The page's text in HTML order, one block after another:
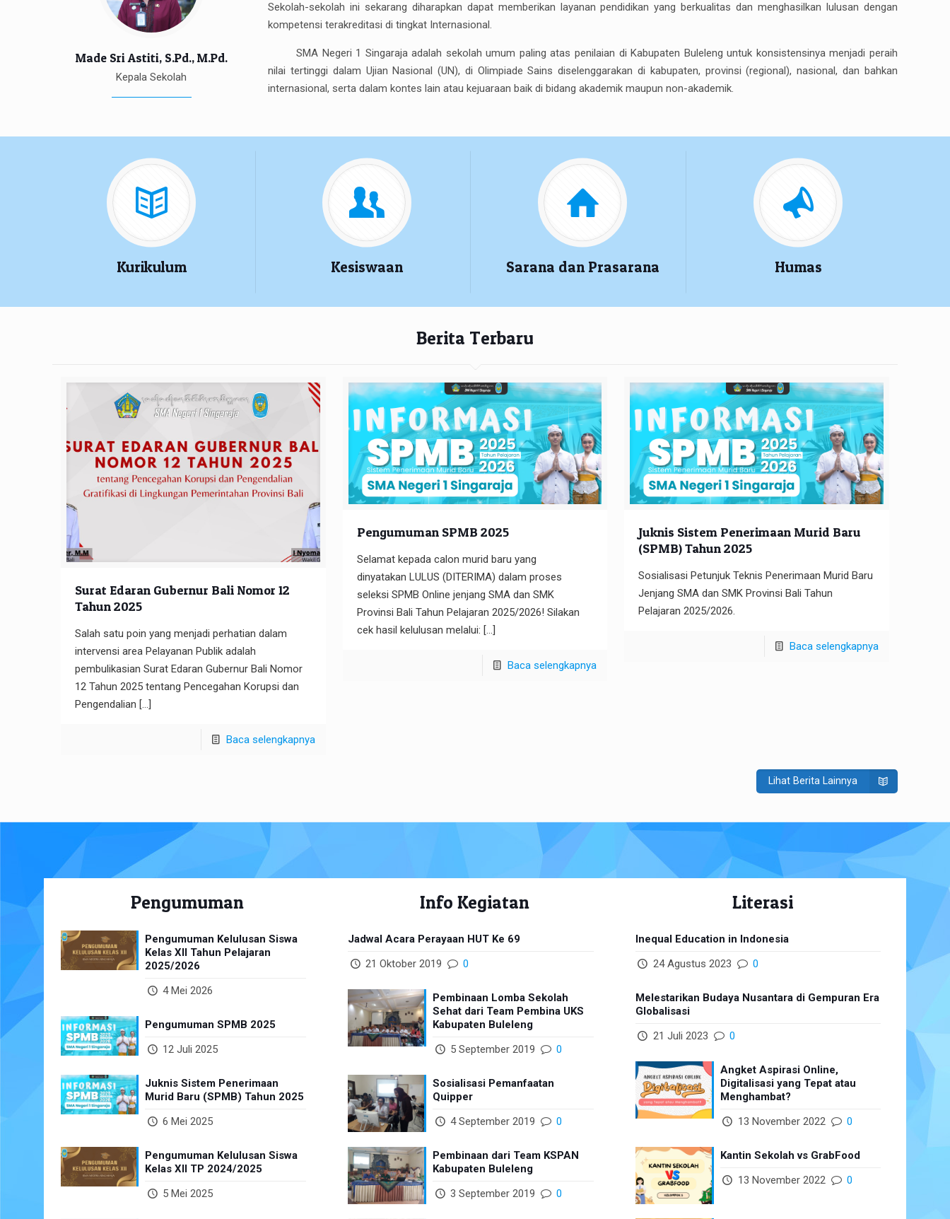
Made Sri Astiti, S.Pd., M.Pd.
Kepala Sekolah
Sekolah-sekolah ini sekarang diharapkan dapat memberikan layanan pendidikan yang berkualitas dan menghasilkan lulusan dengan
kompetensi terakreditasi di tingkat Internasional.
SMA Negeri 1 Singaraja adalah sekolah umum paling atas penilaian di Kabupaten Buleleng untuk konsistensinya menjadi peraih
nilai tertinggi dalam Ujian Nasional (UN), di Olimpiade Sains diselenggarakan di kabupaten, provinsi (regional), nasional, dan bahkan
internasional, serta dalam kontes lain atau kejuaraan baik di bidang akademik maupun non-akademik.
Kurikulum Kesiswaan Sarana dan Prasarana Humas
Berita Terbaru
Surat Edaran Gubernur Bali Nomor 12
Tahun 2025
Salah satu poin yang menjadi perhatian dalam
intervensi area Pelayanan Publik adalah
pembulikasian Surat Edaran Gubernur Bali Nomor
12 Tahun 2025 tentang Pencegahan Korupsi dan
Pengendalian […]
Baca selengkapnya
Pengumuman SPMB 2025
Selamat kepada calon murid baru yang
dinyatakan LULUS (DITERIMA) dalam proses
seleksi SPMB Online jenjang SMA dan SMK
Provinsi Bali Tahun Pelajaran 2025/2026! Silakan
cek hasil kelulusan melalui: […]
Baca selengkapnya
Juknis Sistem Penerimaan Murid Baru
(SPMB) Tahun 2025
Sosialisasi Petunjuk Teknis Penerimaan Murid Baru
Jenjang SMA dan SMK Provinsi Bali Tahun
Pelajaran 2025/2026.
Baca selengkapnya
Lihat Berita Lainnya
Pengumuman
Pengumuman Kelulusan Siswa
Kelas XII Tahun Pelajaran
2025/2026
4 Mei 2026
Pengumuman SPMB 2025
12 Juli 2025
Juknis Sistem Penerimaan
Murid Baru (SPMB) Tahun 2025
6 Mei 2025
Pengumuman Kelulusan Siswa
Kelas XII TP 2024/2025
5 Mei 2025
Info Kegiatan
Jadwal Acara Perayaan HUT Ke 69
21 Oktober 2019
0
Pembinaan Lomba Sekolah
Sehat dari Team Pembina UKS
Kabupaten Buleleng
5 September 2019
0
Sosialisasi Pemanfaatan
Quipper
4 September 2019
0
Pembinaan dari Team KSPAN
Kabupaten Buleleng
3 September 2019
0
Literasi
Inequal Education in Indonesia
24 Agustus 2023
0
Melestarikan Budaya Nusantara di Gempuran Era
Globalisasi
21 Juli 2023
0
Angket Aspirasi Online,
Digitalisasi yang Tepat atau
Menghambat?
13 November 2022
0
Kantin Sekolah vs GrabFood
13 November 2022
0